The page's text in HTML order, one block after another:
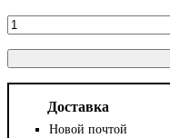
Доставка
Новой почтой